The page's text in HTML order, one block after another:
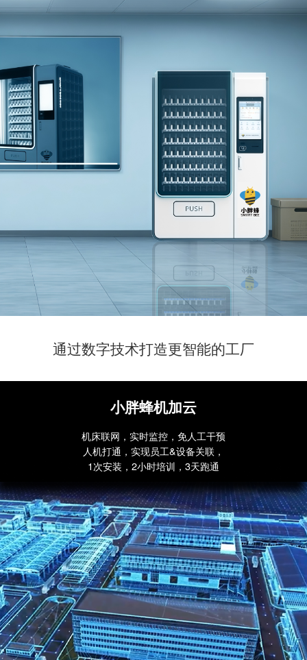
通过数字技术打造更智能的工厂
小胖蜂机加云
机床联网，实时监控，免人工干预
人机打通，实现员工&设备关联，
1次安装，2小时培训，3天跑通